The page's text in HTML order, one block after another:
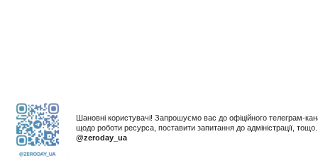
Шановні користувачі! Запрошуємо вас до офіційного телеграм-
щодо роботи ресурса, поставити запитання до адміністрації,
@zeroday_ua